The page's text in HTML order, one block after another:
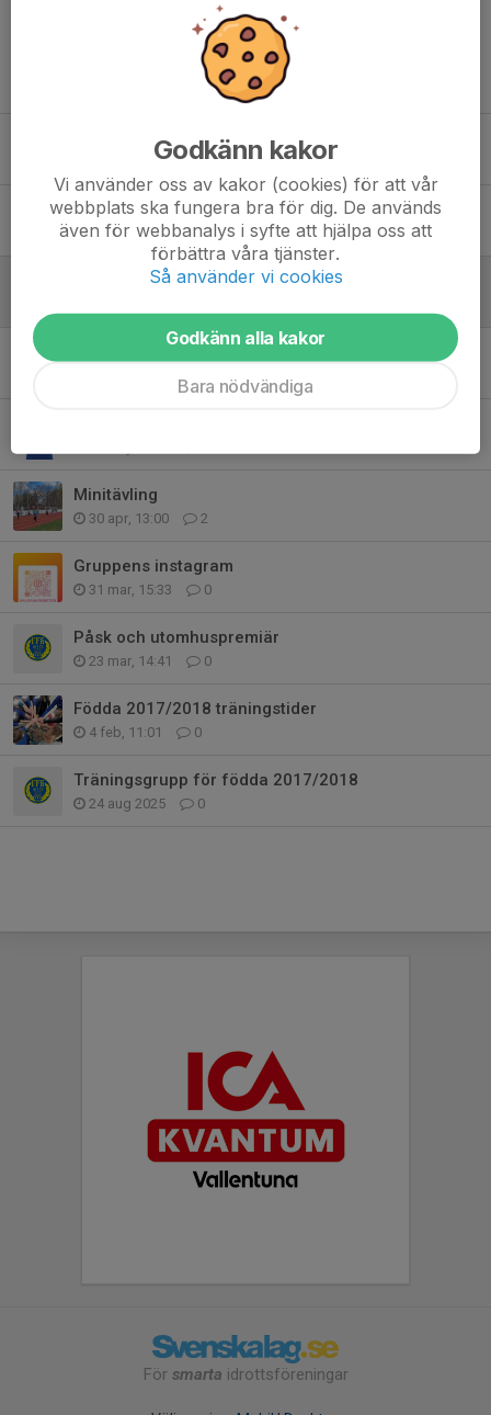
Dags för uppstart av höstterminen
30 jul, 21:28 0
Secondhand låda
17 jun, 09:44 0
Täby open 23 maj
Minitävling
30 apr, 13:00 2
Gruppens instagram
31 mar, 15:33 0
Påsk och utomhuspremiär
23 mar, 14:41 0
Födda 2017/2018 träningstider
4 feb, 11:01 0
Träningsgrupp för födda 2017/2018
24 aug 2025 0
För smarta idrottsföreningar
Godkänn kakor
Vi använder oss av kakor (cookies) för att vår
webbplats ska fungera bra för dig. De används
även för webbanalys i syfte att hjälpa oss att
förbättra våra tjänster.
Så använder vi cookies
Godkänn alla kakor
Bara nödvändiga